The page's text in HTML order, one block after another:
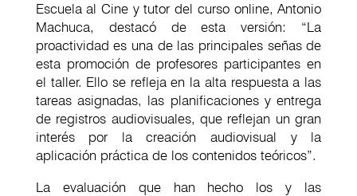
Escuela al Cine y tutor del curso online, Antonio
Machuca, destacó de esta versión: “La
proactividad es una de las principales señas de
esta promoción de profesores participantes en
el taller. Ello se refleja en la alta respuesta a las
tareas asignadas, las planificaciones y entrega
de registros audiovisuales, que reflejan un gran
interés por la creación audiovisual y la
aplicación práctica de los contenidos teóricos”.
La evaluación que han hecho los y las